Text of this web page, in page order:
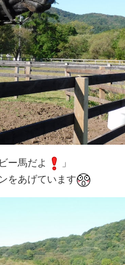
ー馬だよ
」
をあげています